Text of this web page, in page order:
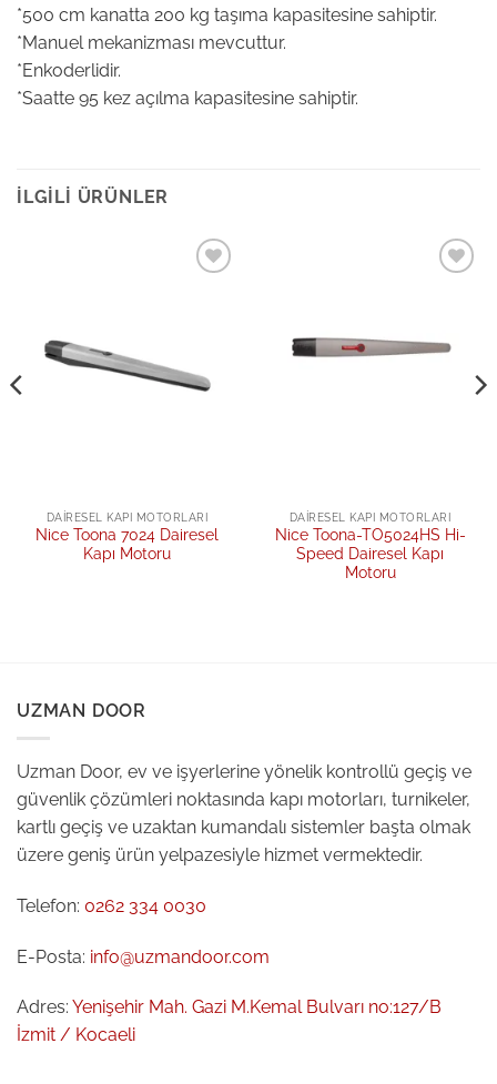
*500 cm kanatta 200 kg taşıma kapasitesine sahiptir.
*Manuel mekanizması mevcuttur.
*Enkoderlidir.
*Saatte 95 kez açılma kapasitesine sahiptir.
İLGILI ÜRÜNLER
DAIRESEL KAPI MOTORLARI
Nice Toona 7024 Dairesel
Kapı Motoru
DAIRESEL KAPI MOTORLARI
Nice Toona-TO5024HS Hi-
Speed Dairesel Kapı
Motoru
UZMAN DOOR
Uzman Door, ev ve işyerlerine yönelik kontrollü geçiş ve
güvenlik çözümleri noktasında kapı motorları, turnikeler,
kartlı geçiş ve uzaktan kumandalı sistemler başta olmak
üzere geniş ürün yelpazesiyle hizmet vermektedir.
Telefon: 0262 334 0030
E-Posta: info@uzmandoor.com
Adres: Yenişehir Mah. Gazi M.Kemal Bulvarı no:127/B
İzmit / Kocaeli